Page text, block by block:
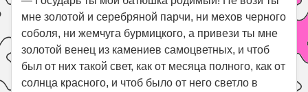
мне золотой и серебряной парчи, ни мехов черного
соболя, ни жемчуга бурмицкого, а привези ты мне
золотой венец из камениев самоцветных, и чтоб
был от них такой свет, как от месяца полного, как от
солнца красного, и чтоб было от него светло в